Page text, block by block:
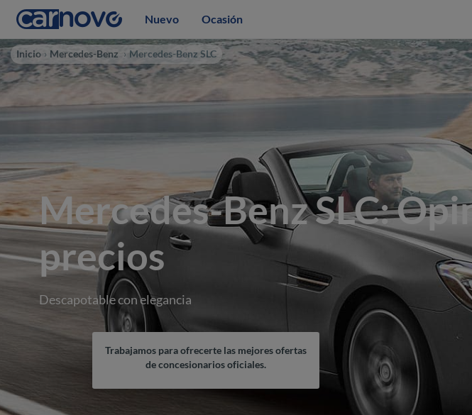
Nuevo Ocasión
Inicio Mercedes-Benz Mercedes-Benz SLC
Mercedes-Benz SLC:
precios
Descapotable con elegancia
Trabajamos para ofrecerte las mejores ofertas
de concesionarios oficiales.